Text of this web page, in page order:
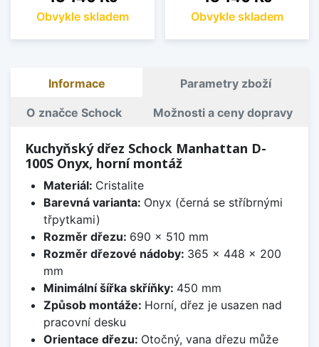
Obvykle skladem Obvykle skladem
Informace Parametry zboží
O značce Schock Možnosti a ceny dopravy
Kuchyňský dřez Schock Manhattan D-
100S Onyx, horní montáž
Materiál: Cristalite
Barevná varianta: Onyx (černá se stříbrnými
třpytkami)
Rozměr dřezu: 690 x 510 mm
Rozměr dřezové nádoby: 365 x 448 x 200
mm
Minimální šířka skříňky: 450 mm
Způsob montáže: Horní, dřez je usazen nad
pracovní desku
Orientace dřezu: Otočný, vana dřezu může